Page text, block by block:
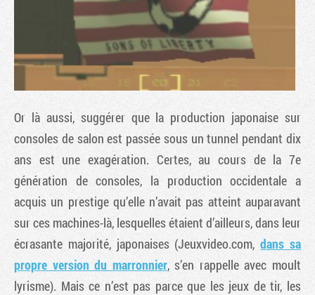
Or là aussi, suggérer que la production japonaise sur
consoles de salon est passée sous un tunnel pendant dix
ans est une exagération. Certes, au cours de la 7e
génération de consoles, la production occidentale a
acquis un prestige qu’elle n’avait pas atteint auparavant
sur ces machines-là, lesquelles étaient d’ailleurs, dans leur
écrasante majorité, japonaises (Jeuxvideo.com,dans sa
propre version du marronnier, s’en rappelle avec moult
lyrisme). Mais ce n’est pas parce que les jeux de tir, les